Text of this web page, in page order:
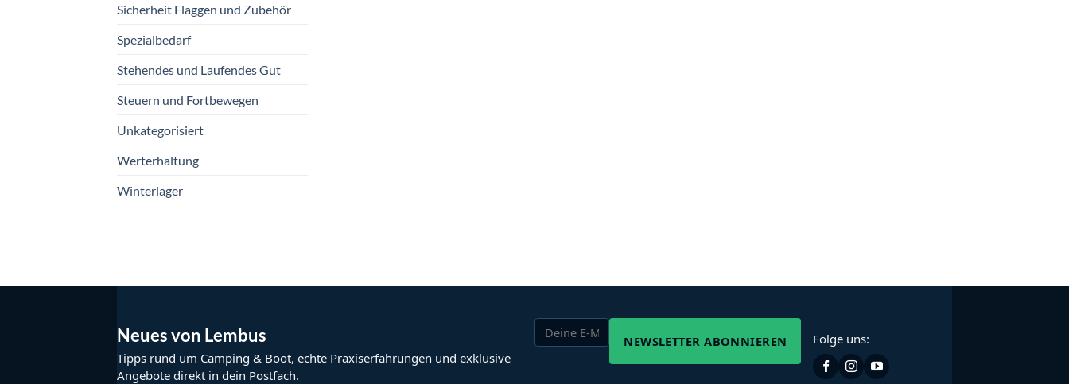
Sicherheit Flaggen und Zubehör
Spezialbedarf
Stehendes und Laufendes Gut
Steuern und Fortbewegen
Unkategorisiert
Werterhaltung
Winterlager
Neues von Lembus
Tipps rund um Camping & Boot, echte Praxiserfahrungen und exklusive
Angebote direkt in dein Postfach.
NEWSLETTER ABONNIEREN Folge uns: